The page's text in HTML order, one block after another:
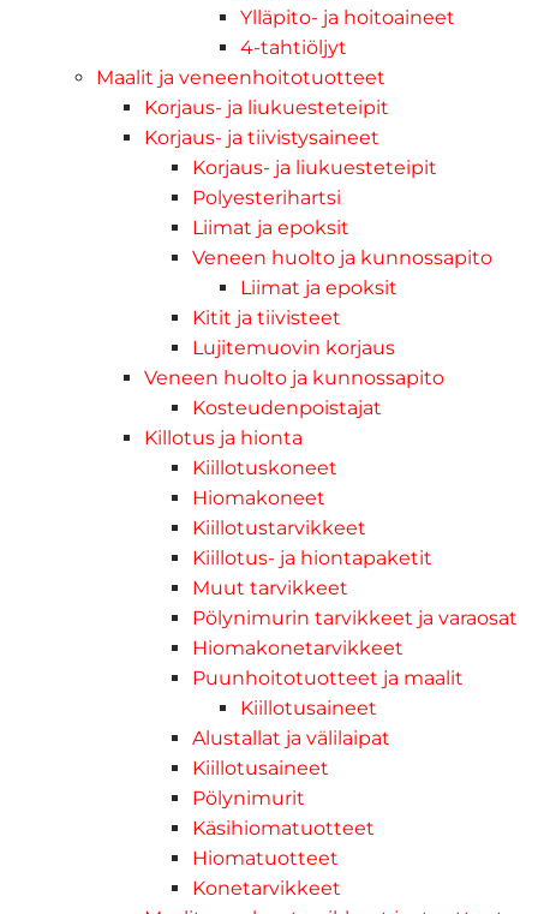
Ylläpito- ja hoitoaineet
4-tahtiöljyt
Maalit ja veneenhoitotuotteet
Korjaus- ja liukuesteteipit
Korjaus- ja tiivistysaineet
Korjaus- ja liukuesteteipit
Polyesterihartsi
Liimat ja epoksit
Veneen huolto ja kunnossapito
Liimat ja epoksit
Kitit ja tiivisteet
Lujitemuovin korjaus
Veneen huolto ja kunnossapito
Kosteudenpoistajat
Killotus ja hionta
Kiillotuskoneet
Hiomakoneet
Kiillotustarvikkeet
Kiillotus- ja hiontapaketit
Muut tarvikkeet
Pölynimurin tarvikkeet ja varaosat
Hiomakonetarvikkeet
Puunhoitotuotteet ja maalit
Kiillotusaineet
Alustallat ja välilaipat
Kiillotusaineet
Pölynimurit
Käsihiomatuotteet
Hiomatuotteet
Konetarvikkeet